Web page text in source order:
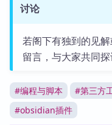
讨论
若阁下有独到的见
留言，与大家共同探
#编程与脚本 #第三方
#obsidian插件